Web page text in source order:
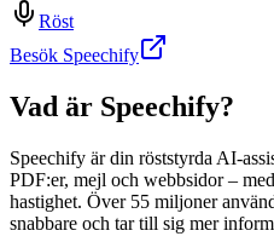
Röst
Besök Speechify
Vad är Speechify?
Speechify är din röststyrda AI-
PDF:er, mejl och webbsidor –
hastighet. Över 55 miljoner
snabbare och tar till sig mer